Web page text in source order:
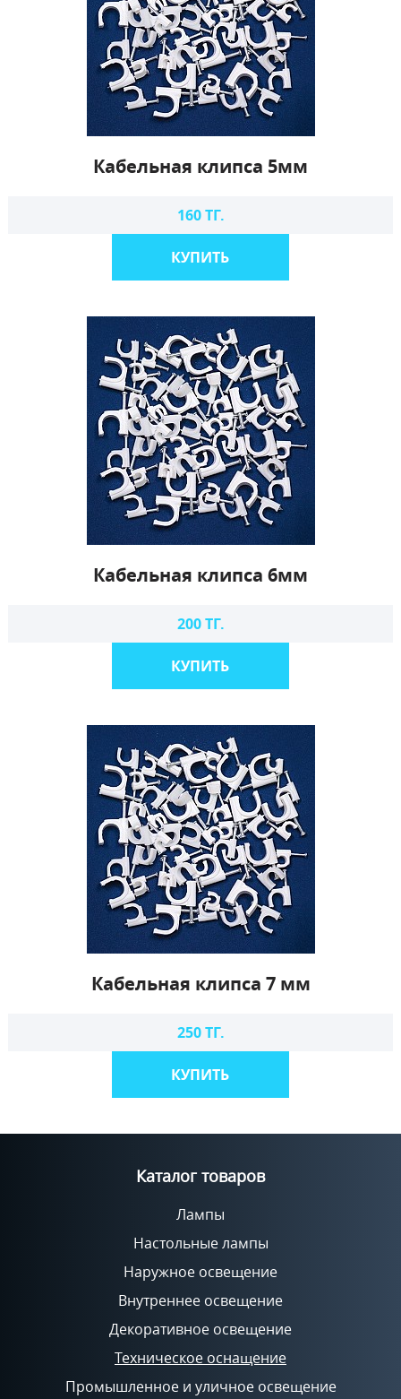
Кабельная клипса 5мм
160 ТГ.
КУПИТЬ
Кабельная клипса 6мм
200 ТГ.
КУПИТЬ
Кабельная клипса 7 мм
250 ТГ.
КУПИТЬ
Каталог товаров
Лампы
Настольные лампы
Наружное освещение
Внутреннее освещение
Декоративное освещение
Техническое оснащение
Промышленное и уличное освещение